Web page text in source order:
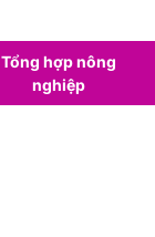
Tổng hợp nông
nghiệp